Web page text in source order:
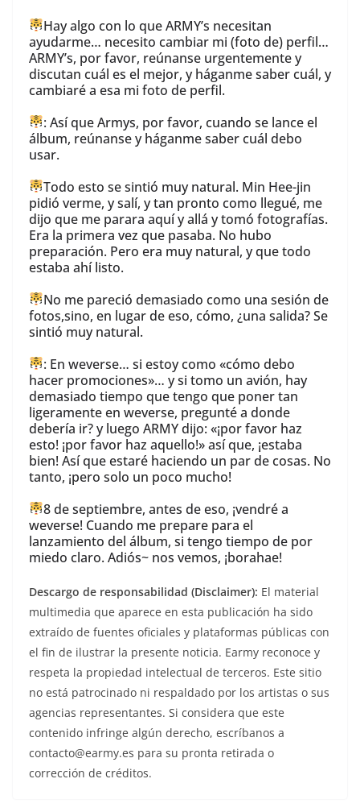
Hay algo con lo que ARMY’s necesitan
ayudarme… necesito cambiar mi (foto de) perfil…
ARMY’s, por favor, reúnanse urgentemente y
discutan cuál es el mejor, y háganme saber cuál, y
cambiaré a esa mi foto de perfil.
: Así que Armys, por favor, cuando se lance el
álbum, reúnanse y háganme saber cuál debo
usar.
Todo esto se sintió muy natural. Min Hee-jin
pidió verme, y salí, y tan pronto como llegué, me
dijo que me parara aquí y allá y tomó fotografías.
Era la primera vez que pasaba. No hubo
preparación. Pero era muy natural, y que todo
estaba ahí listo.
No me pareció demasiado como una sesión de
fotos,sino, en lugar de eso, cómo, ¿una salida? Se
sintió muy natural.
: En weverse… si estoy como «cómo debo
hacer promociones»… y si tomo un avión, hay
demasiado tiempo que tengo que poner tan
ligeramente en weverse, pregunté a donde
debería ir? y luego ARMY dijo: «¡por favor haz
esto! ¡por favor haz aquello!» así que, ¡estaba
bien! Así que estaré haciendo un par de cosas. No
tanto, ¡pero solo un poco mucho!
8 de septiembre, antes de eso, ¡vendré a
weverse! Cuando me prepare para el
lanzamiento del álbum, si tengo tiempo de por
miedo claro. Adiós~ nos vemos, ¡borahae!
Descargo de responsabilidad (Disclaimer): El material
multimedia que aparece en esta publicación ha sido
extraído de fuentes oficiales y plataformas públicas con
el fin de ilustrar la presente noticia. Earmy reconoce y
respeta la propiedad intelectual de terceros. Este sitio
no está patrocinado ni respaldado por los artistas o sus
agencias representantes. Si considera que este
contenido infringe algún derecho, escríbanos a
contacto@earmy.es para su pronta retirada o
corrección de créditos.